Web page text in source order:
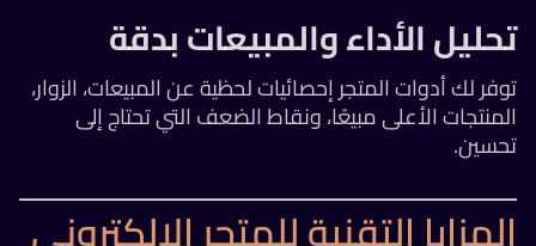
تحليل الأداء والمبيعات بدقة
توفر لك أدوات المتجر إحصائيات لحظية عن المبيعات، الزوار،
المنتجات الأعلى مبيعًا، ونقاط الضعف التي تحتاج إلى
تحسين.
المزايا التقنية للمتجر الإلكتروني